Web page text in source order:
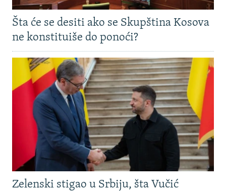
Šta će se desiti ako se Skupština Kosova
ne konstituiše do ponoći?
Zelenski stigao u Srbiju, šta Vučić